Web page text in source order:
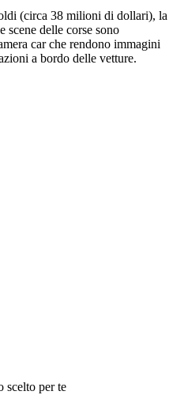
(circa 38 milioni di dollari), la
scene delle corse sono
car che rendono immagini
a bordo delle vetture.
scelto per te